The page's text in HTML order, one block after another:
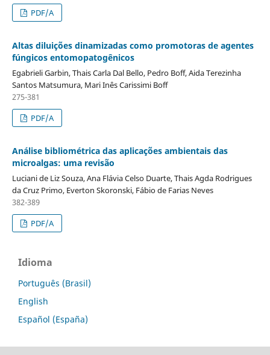
PDF/A
Altas diluições dinamizadas como promotoras de agentes
fúngicos entomopatogênicos
Egabrieli Garbin, Thais Carla Dal Bello, Pedro Boff, Aida Terezinha
Santos Matsumura, Mari Inês Carissimi Boff
275-381
PDF/A
Análise bibliométrica das aplicações ambientais das
microalgas: uma revisão
Luciani de Liz Souza, Ana Flávia Celso Duarte, Thais Agda Rodrigues
da Cruz Primo, Everton Skoronski, Fábio de Farias Neves
382-389
PDF/A
Idioma
Português (Brasil)
English
Español (España)